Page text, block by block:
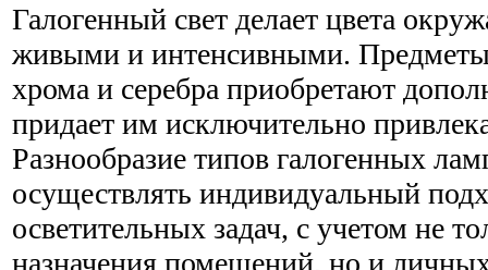
Галогенный свет делает цвета
живыми и интенсивными. Предметы
хрома и серебра приобретают
придает им исключительно
Разнообразие типов галогенных
осуществлять индивидуальный
осветительных задач, с учетом не
назначения помещений, но и